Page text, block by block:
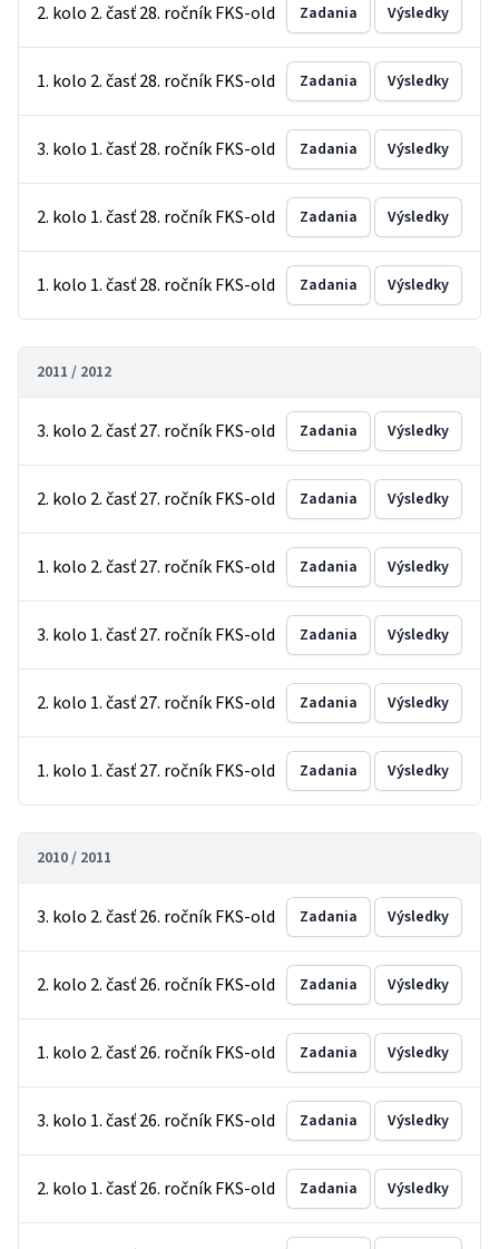
2. kolo 2. časť 28. ročník FKS-old Zadania Výsledky
1. kolo 2. časť 28. ročník FKS-old Zadania Výsledky
3. kolo 1. časť 28. ročník FKS-old Zadania Výsledky
2. kolo 1. časť 28. ročník FKS-old Zadania Výsledky
1. kolo 1. časť 28. ročník FKS-old Zadania Výsledky
2011 / 2012
3. kolo 2. časť 27. ročník FKS-old Zadania Výsledky
2. kolo 2. časť 27. ročník FKS-old Zadania Výsledky
1. kolo 2. časť 27. ročník FKS-old Zadania Výsledky
3. kolo 1. časť 27. ročník FKS-old Zadania Výsledky
2. kolo 1. časť 27. ročník FKS-old Zadania Výsledky
1. kolo 1. časť 27. ročník FKS-old Zadania Výsledky
2010 / 2011
3. kolo 2. časť 26. ročník FKS-old Zadania Výsledky
2. kolo 2. časť 26. ročník FKS-old Zadania Výsledky
1. kolo 2. časť 26. ročník FKS-old Zadania Výsledky
3. kolo 1. časť 26. ročník FKS-old Zadania Výsledky
2. kolo 1. časť 26. ročník FKS-old Zadania Výsledky